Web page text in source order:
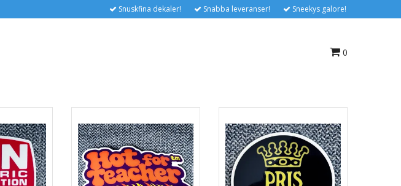
Snuskfina dekaler! Snabba leveranser! Sneekys galore!
0